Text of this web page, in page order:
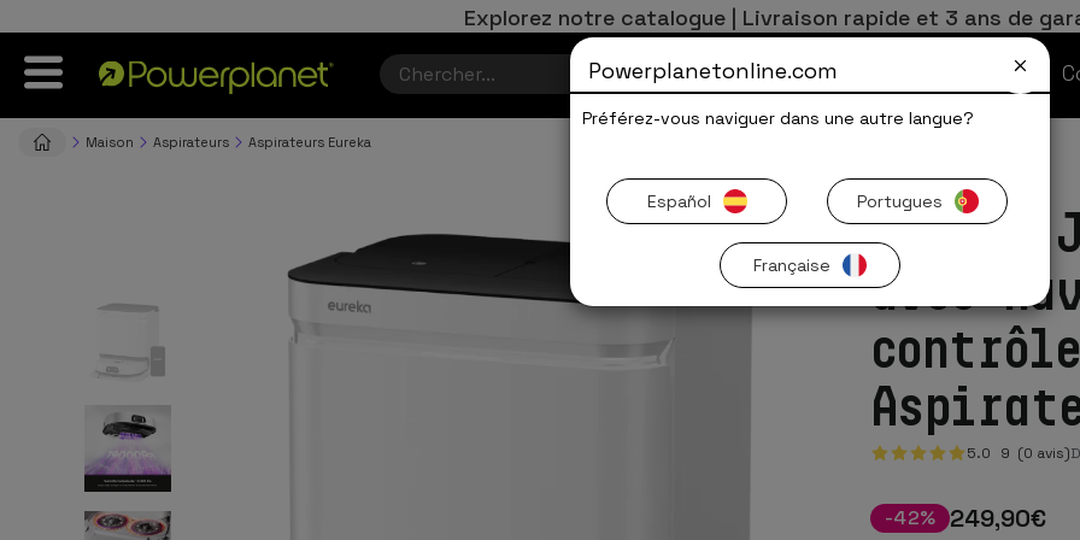
Explorez notre catalogue | Livraison rapide et 3 ans de
Maison Aspirateurs Aspirateurs Eureka
avec
5.0 9 (0 avis)
-42% 249,90€
Powerplanetonline.com
Préférez-vous naviguer dans une autre langue?
Español Portugues
Française